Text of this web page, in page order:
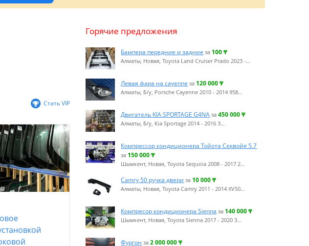
Стать VIP
Горячие предложения
Бампера передние и задние за 100₸
Алматы, Новая, Toyota Land Cruiser Prado 2023 -…
Левая фара на cayenne за 120 000₸
Алматы, Б/у, Porsche Cayenne 2010 - 2014 958…
Двигатель KIA SPORTAGE G4NA за450 000₸
Алматы, Б/у, Kia Sportage 2014 - 2016 3…
Компрессор кондиционера Тойота Секвойя 5.7
за 150 000₸
Шымкент, Новая, Toyota Sequoia 2008 - 2017 2…
Camry 50 ручка двери за 10 000₸
Алматы, Новая, Toyota Camry 2011 - 2014 XV50…
Компресор кондиционера Sienna за 140 000₸
Шымкент, Новая, Toyota Sienna 2017 - 2020 3…
Фургон за2 000 000₸